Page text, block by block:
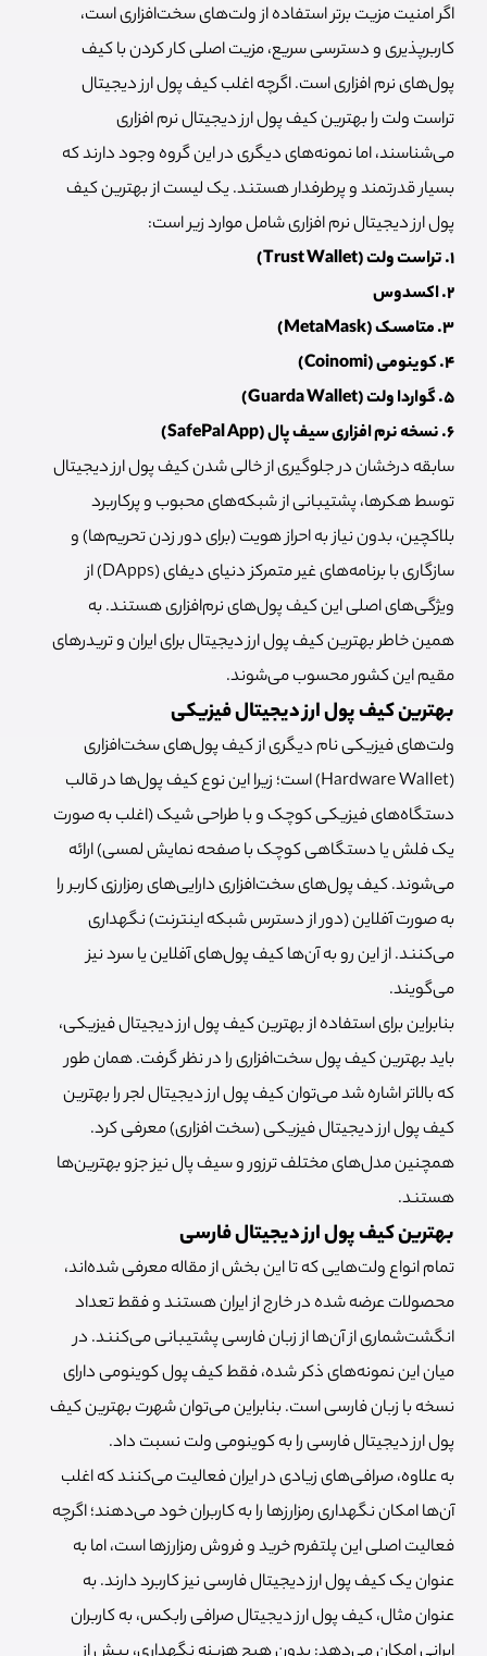
اگر امنیت مزیت برتر استفاده از ولت‌های سخت‌افزاری است،
کاربرپذیری و دسترسی سریع، مزیت اصلی کار کردن با کیف
پول‌های نرم افزاری است. اگرچه اغلب کیف پول ارز دیجیتال
تراست ولت را بهترین کیف پول ارز دیجیتال نرم افزاری
می‌شناسند، اما نمونه‌های دیگری در این گروه وجود دارند که
بسیار قدرتمند و پرطرفدار هستند. یک لیست از بهترین کیف
پول ارز دیجیتال نرم افزاری شامل موارد زیر است:
۱. تراست ولت (Trust Wallet)
۲. اکسدوس
۳. متامسک (MetaMask)
۴. کوینومی (Coinomi)
۵. گواردا ولت (Guarda Wallet)
۶. نسخه نرم افزاری سیف پال (SafePal App)
سابقه درخشان در جلوگیری از خالی شدن کیف پول ارز دیجیتال
توسط هکرها، پشتیبانی از شبکه‌های محبوب و پرکاربرد
بلاکچین، بدون نیاز به احراز هویت (برای دور زدن تحریم‌ها) و
سازگاری با برنامه‌های غیر متمرکز دنیای دیفای (DApps) از
ویژگی‌های اصلی این کیف پول‌های نرم‌افزاری هستند. به
همین خاطر بهترین کیف پول ارز دیجیتال برای ایران و تریدرهای
مقیم این کشور محسوب می‌شوند.
بهترین کیف پول ارز دیجیتال فیزیکی
ولت‌های فیزیکی نام دیگری از کیف پول‌های سخت‌افزاری
(Hardware Wallet) است؛ زیرا این نوع کیف پول‌ها در قالب
دستگاه‌های فیزیکی کوچک و با طراحی شیک (اغلب به صورت
یک فلش یا دستگاهی کوچک با صفحه نمایش لمسی) ارائه
می‌شوند. کیف پول‌های سخت‌افزاری دارایی‌های رمزارزی کاربر را
به صورت آفلاین (دور از دسترس شبکه اینترنت) نگهداری
می‌کنند. از این رو به آن‌ها کیف پول‌های آفلاین یا سرد نیز
می‌گویند.
بنابراین برای استفاده از بهترین کیف پول ارز دیجیتال فیزیکی،
باید بهترین کیف پول سخت‌افزاری را در نظر گرفت. همان طور
که بالاتر اشاره شد می‌توان کیف پول ارز دیجیتال لجر را بهترین
کیف پول ارز دیجیتال فیزیکی (سخت افزاری) معرفی کرد.
همچنین مدل‌های مختلف ترزور و سیف پال نیز جزو بهترین‌ها
هستند.
بهترین کیف پول ارز دیجیتال فارسی
تمام انواع ولت‌هایی که تا این بخش از مقاله معرفی شده‌اند،
محصولات عرضه شده در خارج از ایران هستند و فقط تعداد
انگشت‌شماری از آن‌ها از زبان فارسی پشتیبانی می‌کنند. در
میان این نمونه‌های ذکر شده، فقط کیف پول کوینومی دارای
نسخه با زبان فارسی است. بنابراین می‌توان شهرت بهترین کیف
پول ارز دیجیتال فارسی را به کوینومی ولت نسبت داد.
به علاوه، صرافی‌های زیادی در ایران فعالیت می‌کنند که اغلب
آن‌ها امکان نگهداری رمزارزها را به کاربران خود می‌دهند؛ اگرچه
فعالیت اصلی این پلتفرم خرید و فروش رمزارزها است، اما به
عنوان یک کیف پول ارز دیجیتال فارسی نیز کاربرد دارند. به
عنوان مثال، کیف پول ارز دیجیتال صرافی رابکس، به کاربران